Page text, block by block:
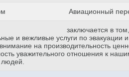
Авиационный
заключается в
и вежливые услуги по эвакуации
на производительность
уважительного отношения к